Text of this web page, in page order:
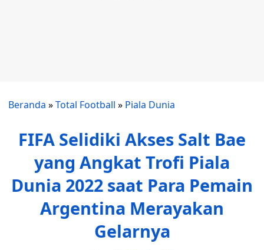
Beranda »Total Football » Piala Dunia
FIFA Selidiki Akses Salt Bae
yang Angkat Trofi Piala
Dunia 2022 saat Para Pemain
Argentina Merayakan
Gelarnya